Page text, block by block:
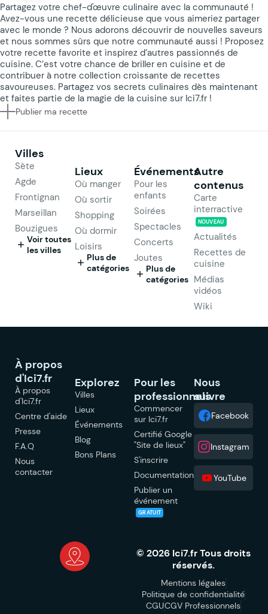
Partagez votre chef-d'œuvre culinaire avec la communauté !
Avez-vous une recette délicieuse que vous aimeriez partager
avec le monde ? Nous adorons découvrir de nouvelles saveurs
et nous sommes sûrs que notre communauté aussi ! Proposez
votre recette favorite et inspirez d’autres passionnés de
cuisine. C’est votre chance de briller en cuisine et de
contribuer à notre collection croissante de recettes
savoureuses. Partagez vos secrets culinaires dès maintenant
et faites partie de la magie de la cuisine sur Ici7.fr !
Publier ma recette
Villes
Sète
Agde
Frontignan
Marseillan
Bouzigues
Voir toutes
les villes
Lieux
Où manger
Où sortir
Shopping
Où dormir
Loisirs
Plus de
catégories
Événements
Pour les
enfants
Soirées
Spectacles
Concerts
Joutes
Plus de
catégories
Autre
contenus
Carte
interractive
NOUVEAU
Actualités
Recettes de
cuisine
Médias
vidéos
Wiki
À propos
d'Ici7.fr
À propos
d'Ici7.fr
Centre d'aide
Presse
F.A.Q
Nous
contacter
Explorez
Villes
Lieux
Événements
Blog
Bons Plans
Pour les
professionnels
Commencer
sur Ici7.fr
Certifié Google
"Site de lieux"
S'inscrire
Documentation
Publier un
événement
GRATUIT
Nous
suivre
Facebook
Instagram
YouTube
© 2026 Ici7.fr Tous droits
réservés.
Mentions légales
Politique de confidentialité
CGUCGV Professionnels